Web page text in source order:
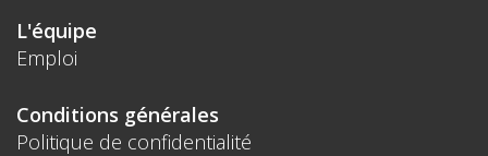
L'équipe
Emploi
Conditions générales
Politique de confidentialité